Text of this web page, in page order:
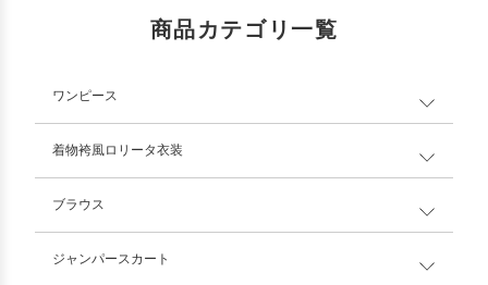
商品カテゴリ一覧
ワンピース
着物袴風ロリータ衣装
ブラウス
ジャンパースカート